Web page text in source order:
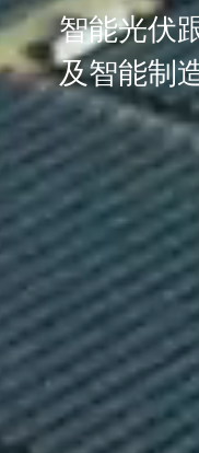
智能光伏
及智能制